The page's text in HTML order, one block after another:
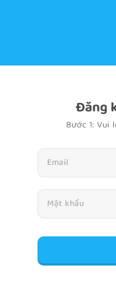
Đăng
Bước 1: Vui